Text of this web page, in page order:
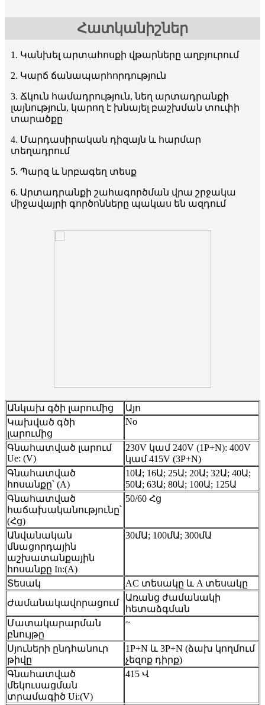
Հատկանիշներ
1. Կանխել արտահոսքի վթարները աղբյուրում
2. Կարճ ճանապարհորդություն
3. Ճկուն համադրություն, նեղ արտադրանքի
լայնություն, կարող է խնայել բաշխման տուփի
տարածքը
4. Մարդասիրական դիզայն և հարմար
տեղադրում
5. Պարզ և նրբագեղ տեսք
6. Արտադրանքի շահագործման վրա շրջակա
միջավայրի գործոնները պակաս են ազդում
Անկախ գծի լարումից
Այո
Կախված գծի
լարումից
No
Գնահատված լարում
Ue: (V)
230V կամ 240V (1P+N): 400V
կամ 415V (3P+N)
Գնահատված
հոսանքը՝ (A)
10Ա; 16Ա; 25Ա; 20Ա; 32Ա; 40Ա;
50Ա; 63Ա; 80Ա; 100Ա; 125Ա
Գնահատված
հաճախականությունը՝
(Հց)
50/60 Հց
Անվանական
մնացորդային
աշխատանքային
հոսանքը In:(A)
30մԱ; 100մԱ; 300մԱ
Տեսակ
AC տեսակը և A տեսակը
Ժամանակավորացում
Առանց ժամանակի
հետաձգման
Մատակարարման
բնույթը
~
Սյուների ընդհանուր
թիվը
1P+N և 3P+N (ձախ կողմում
չեզոք դիրք)
Գնահատված
մեկուսացման
տրամագիծ Ui:(V)
415 Վ